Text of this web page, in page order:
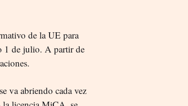
de la UE para
1 de julio. A partir de
va abriendo cada vez